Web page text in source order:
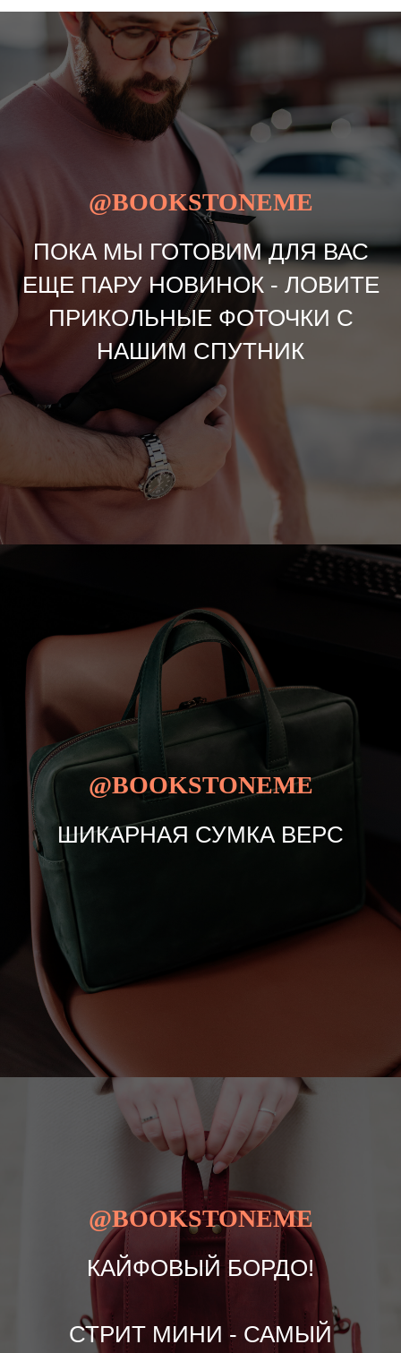
@BOOKSTONEME
ПОКА МЫ ГОТОВИМ ДЛЯ ВАС
ЕЩЕ ПАРУ НОВИНОК - ЛОВИТЕ
ПРИКОЛЬНЫЕ ФОТОЧКИ С
НАШИМ СПУТНИК
@BOOKSTONEME
ШИКАРНАЯ СУМКА ВЕРС
@BOOKSTONEME
КАЙФОВЫЙ БОРДО!
СТРИТ МИНИ - САМЫЙ